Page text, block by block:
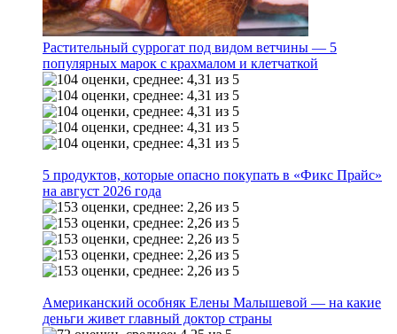
Растительный суррогат под видом ветчины — 5
популярных марок с крахмалом и клетчаткой
5 продуктов, которые опасно покупать в «Фикс Прайс»
на август 2026 года
Американский особняк Елены Малышевой — на какие
деньги живет главный доктор страны